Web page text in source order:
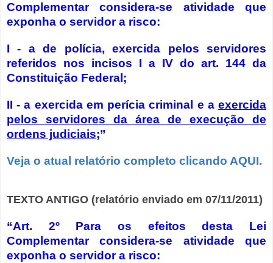
Complementar considera-se atividade que
exponha o servidor a risco:
I - a de polícia, exercida pelos servidores
referidos nos incisos I a IV do art. 144 da
Constituição Federal;
II - a exercida em perícia criminal e a exercida
pelos servidores da área de execução de
ordens judiciais;”
Veja o atual relatório completo clicando AQUI.
TEXTO ANTIGO (relatório enviado em 07/11/2011)
“Art. 2º Para os efeitos desta Lei
Complementar considera-se atividade que
exponha o servidor a risco: